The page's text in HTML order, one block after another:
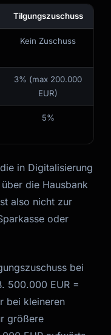
Tilgungszuschuss
Kein Zuschuss
3% (max 200.000
EUR)
5%
in Digitalisierung
die Hausbank
also nicht zur
oder
bei
500.000 EUR =
bei kleineren
größere